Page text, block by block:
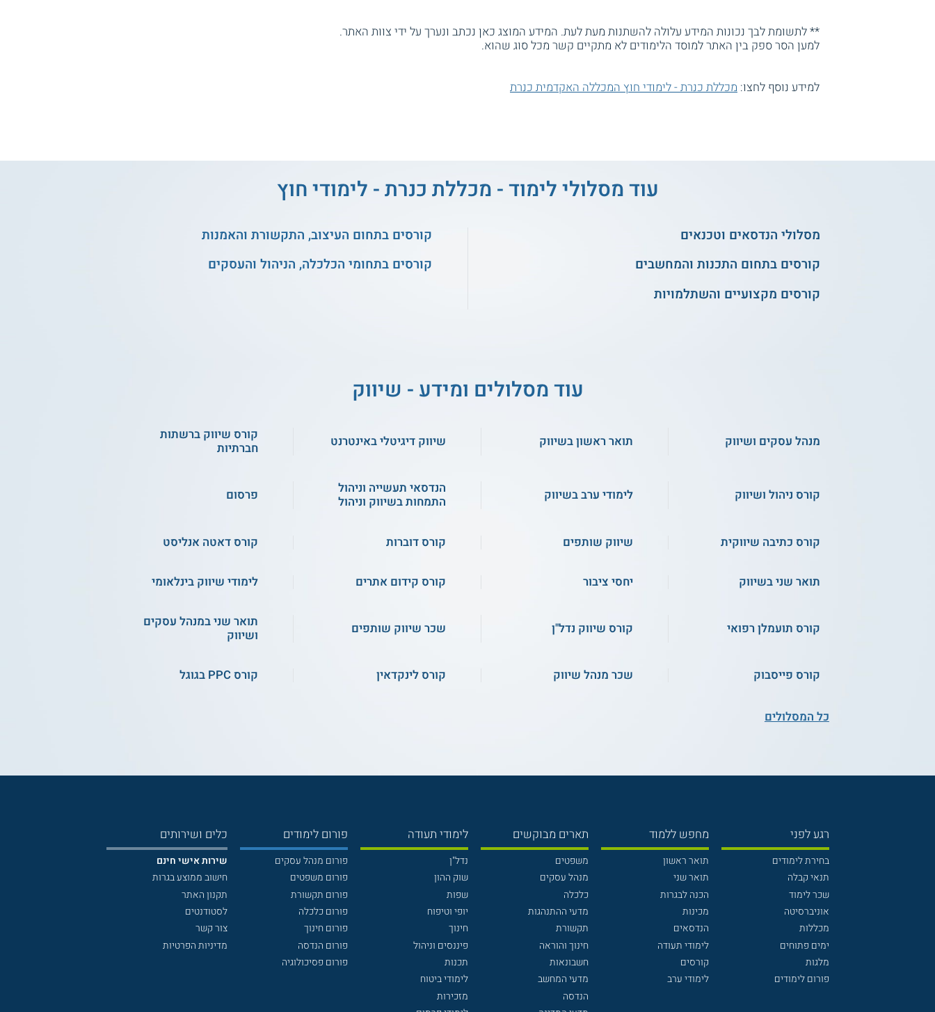
** לתשומת לבך נכונות המידע עלולה להשתנות מעת לעת. המידע המוצג כאן נכתב ונערך על ידי צוות האתר.
למען הסר ספק בין האתר למוסד הלימודים לא מתקיים קשר מכל סוג שהוא.
למידע נוסף לחצו: מכללת כנרת - לימודי חוץ המכללה האקדמית כנרת
עוד מסלולי לימוד - מכללת כנרת - לימודי חוץ
מסלולי הנדסאים וטכנאים
קורסים בתחום התכנות והמחשבים
קורסים מקצועיים והשתלמויות
קורסים בתחום העיצוב, התקשורת והאמנות
קורסים בתחומי הכלכלה, הניהול והעסקים
עוד מסלולים ומידע - שיווק
מנהל עסקים ושיווק תואר ראשון בשיווק שיווק דיגיטלי באינטרנט
קורס שיווק ברשתות
חברתיות
קורס ניהול ושיווק לימודי ערב בשיווק
הנדסאי תעשייה וניהול
התמחות בשיווק וניהול
פרסום
קורס כתיבה שיווקית שיווק שותפים קורס דוברות קורס דאטה אנליסט
תואר שני בשיווק יחסי ציבור קורס קידום אתרים לימודי שיווק בינלאומי
קורס תועמלן רפואי קורס שיווק נדל"ן שכר שיווק שותפים
תואר שני במנהל עסקים
ושיווק
קורס פייסבוק שכר מנהל שיווק קורס לינקדאין קורס PPC בגוגל
כל המסלולים
רגע לפני
בחירת לימודים
תנאי קבלה
שכר לימוד
אוניברסיטה
מכללות
ימים פתוחים
מלגות
פורום לימודים
מחפש ללמוד
תואר ראשון
תואר שני
הכנה לבגרות
מכינות
הנדסאים
לימודי תעודה
קורסים
לימודי ערב
תארים מבוקשים
משפטים
מנהל עסקים
כלכלה
מדעי ההתנהגות
תקשורת
חינוך והוראה
חשבונאות
מדעי המחשב
הנדסה
לימודי תעודה
נדל"ן
שוק ההון
שפות
יופי וטיפוח
חינוך
פיננסים וניהול
תכנות
לימודי ביטוח
מזכירות
פורום לימודים
פורום מנהל עסקים
פורום משפטים
פורום תקשורת
פורום כלכלה
פורום חינוך
פורום הנדסה
פורום פסיכולוגיה
כלים ושירותים
שירות אישי חינם
חישוב ממוצע בגרות
תקנון האתר
לסטודנטים
צור קשר
מדיניות הפרטיות